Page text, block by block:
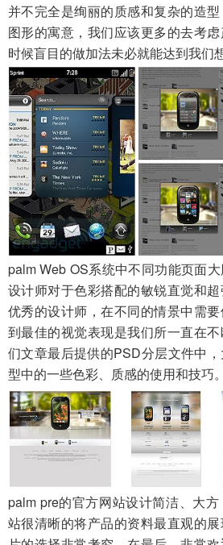
并不完全是绚丽的质感和复杂的造
图形的寓意，我们应该更多的去考
时候盲目的做加法未必就能达到我们
palm Web OS系统中不同功能页面
设计师对于色彩搭配的敏锐直觉和
优秀的设计师，在不同的情景中需
到最佳的视觉表现是我们所一直在
们文章最后提供的PSD分层文件中
型中的一些色彩、质感的使用和技巧。
palm pre的官方网站设计简洁、大
站很清晰的将产品的资料最直观的